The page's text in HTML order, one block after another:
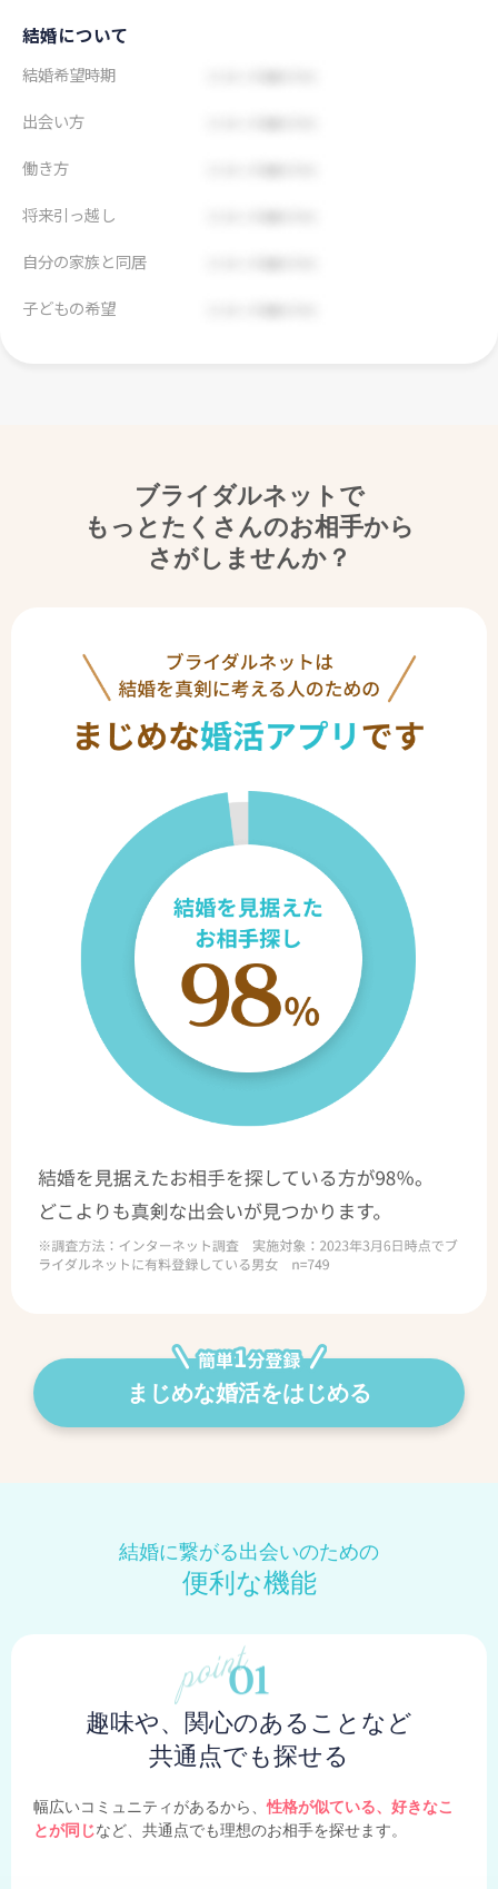
結婚について
結婚希望時期
出会い方
働き方
将来引っ越し
自分の家族と同居
子どもの希望
ブライダルネットで
もっとたくさんのお相手から
さがしませんか？
まじめな婚活をはじめる
結婚に繋がる出会いのための
便利な機能
趣味や、関心のあることなど
共通点でも探せる
幅広いコミュニティがあるから、性格が似ている、好きなこ
とが同じなど、共通点でも理想のお相手を探せます。